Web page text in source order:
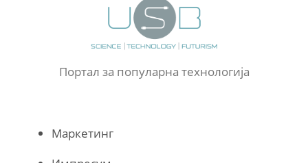
Портал за популарна технологија
Маркетинг